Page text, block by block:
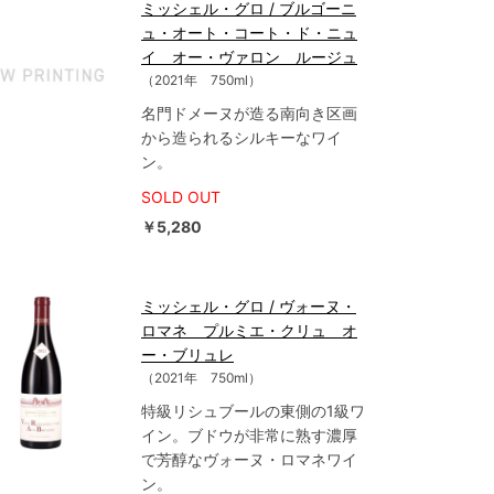
ミッシェル・グロ / ブルゴーニ
ュ・オート・コート・ド・ニュ
イ オー・ヴァロン ルージュ
（2021年 750ml）
名門ドメーヌが造る南向き区画
から造られるシルキーなワイ
ン。
SOLD OUT
￥5,280
ミッシェル・グロ / ヴォーヌ・
ロマネ プルミエ・クリュ オ
ー・ブリュレ
（2021年 750ml）
特級リシュブールの東側の1級ワ
イン。ブドウが非常に熟す濃厚
で芳醇なヴォーヌ・ロマネワイ
ン。